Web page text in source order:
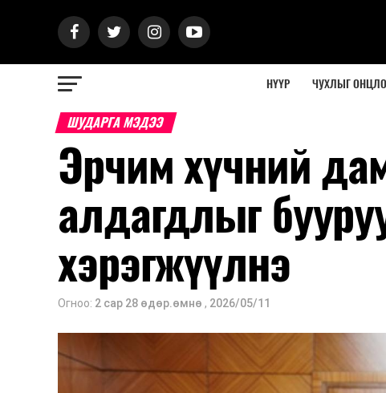
НҮҮР ЧУХЛЫГ
ШУДАРГА МЭДЭЭ
Эрчим хүчний
алдагдлыг
хэрэгжүүлнэ
Огноо: 2 сар 28 өдөр.өмнө , 2026/05/11